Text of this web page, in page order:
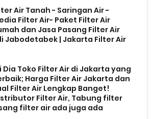
Air Tanah - Saringan Air -
Filter Air- Paket Filter Air
dan Jasa Pasang Filter Air
Jabodetabek | Jakarta Filter Air
Dia Toko Filter Air di Jakarta yang
Harga Filter Air Jakarta dan
Filter Air Lengkap Banget!
Filter Air, Tabung filter
filter air ada juga ada